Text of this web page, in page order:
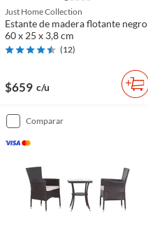
Just Home Collection
Estante de madera flotante negro
60 x 25 x 3,8 cm
(12)
$659 c/u
comparar